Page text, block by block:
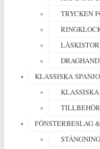
TRYCKEN
KLASSISKA
FÖNSTERBESLAG